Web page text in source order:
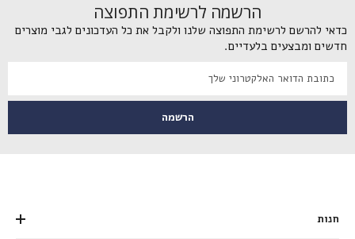
הרשמה לרשימת התפוצה
כדאי להרשם לרשימת התפוצה שלנו ולקבל את כל העדכונים לגבי מוצרים
חדשים ומבצעים בלעדיים.
הרשמה
חנות